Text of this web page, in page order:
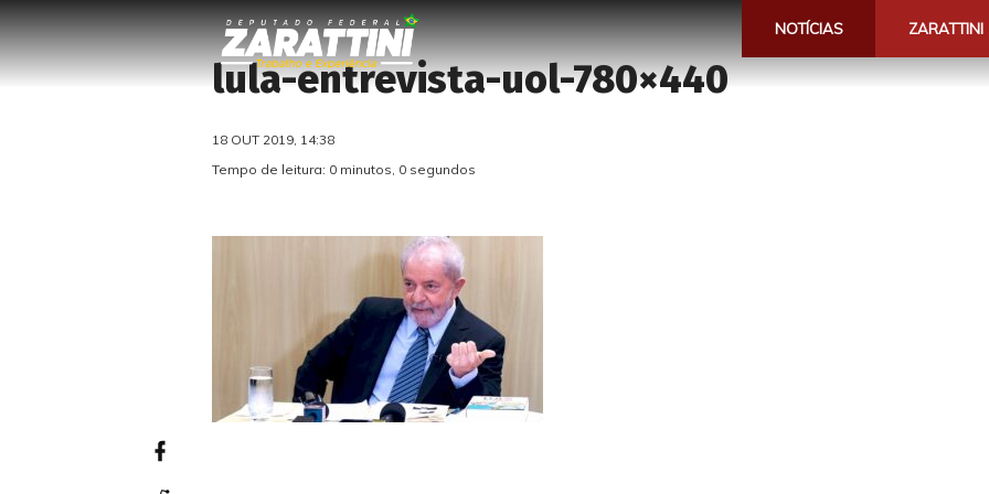
NOTÍCIAS ZARATTINI
lula-entrevista-uol-780×440
18 OUT 2019, 14:38
Tempo de leitura: 0 minutos, 0 segundos